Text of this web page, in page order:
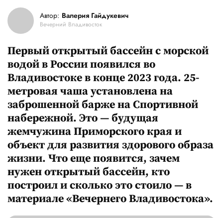
Автор: Валерия Гайдукевич
Вечерний Владивосток
Первый открытый бассейн с морской
водой в России появился во
Владивостоке в конце 2023 года. 25-
метровая чаша установлена на
заброшенной барже на Спортивной
набережной. Это — будущая
жемчужина Приморского края и
объект для развития здорового образа
жизни. Что еще появится, зачем
нужен открытый бассейн, кто
построил и сколько это стоило — в
материале «Вечернего Владивостока».